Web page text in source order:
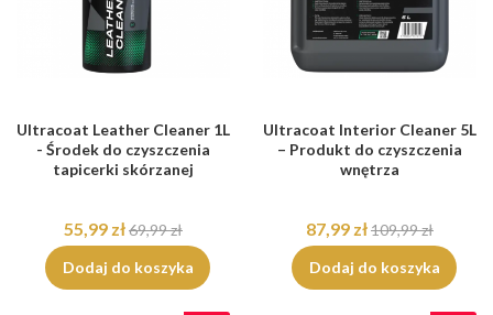
Ultracoat Leather Cleaner 1L
- Środek do czyszczenia
tapicerki skórzanej
55,99 zł69,99 zł
Dodaj do koszyka
Ultracoat Interior Cleaner 5L
– Produkt do czyszczenia
wnętrza
87,99 zł109,99 zł
Dodaj do koszyka